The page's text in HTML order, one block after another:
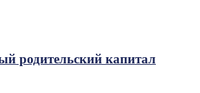
родительский капитал